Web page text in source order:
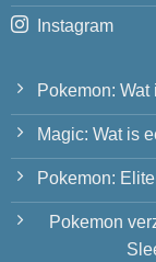
Instagram
Pokemon:
Magic: Wat is
Pokemon:
Pokemon